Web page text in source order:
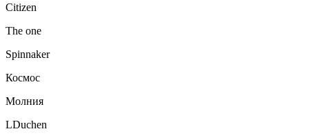
Citizen
The one
Spinnaker
Космос
Молния
LDuchen